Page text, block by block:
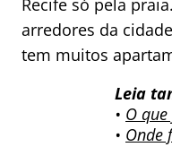
Recife só pela
arredores da
tem muitos
Leia
• O
• Onde